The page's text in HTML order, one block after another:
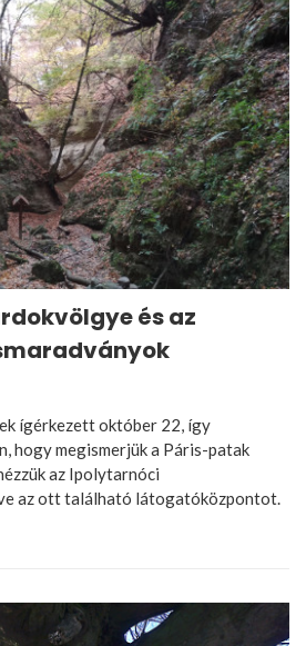
és az
ígérkezett október 22, így
hogy megismerjük a Páris-patak
az Ipolytarnóci
az ott található látogatóközpontot.